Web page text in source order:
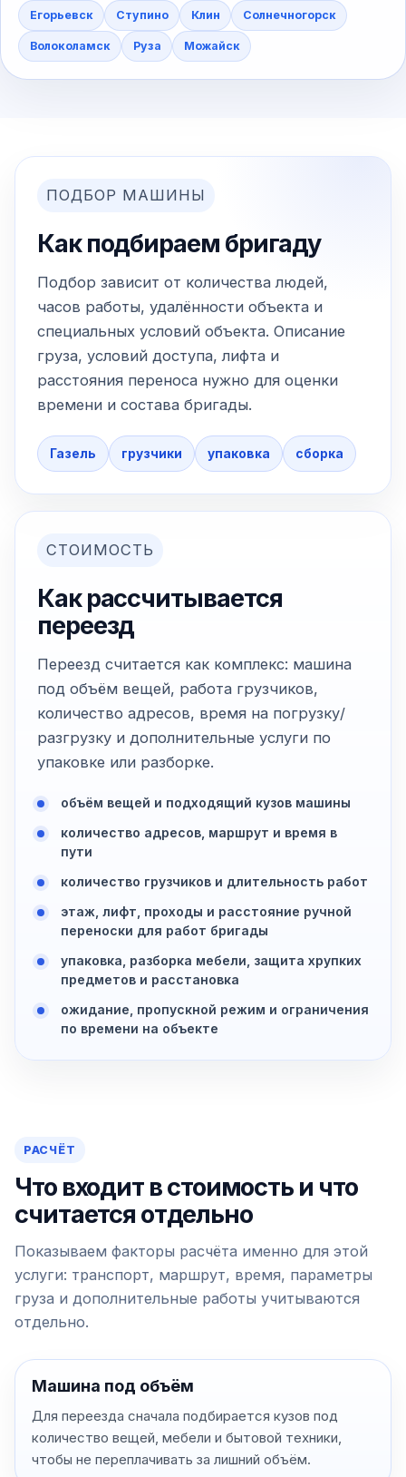
Егорьевск Ступино Клин Солнечногорск
Волоколамск Руза Можайск
ПОДБОР МАШИНЫ
Как подбираем бригаду
Подбор зависит от количества людей,
часов работы, удалённости объекта и
специальных условий объекта. Описание
груза, условий доступа, лифта и
расстояния переноса нужно для оценки
времени и состава бригады.
Газель грузчики упаковка сборка
СТОИМОСТЬ
Как рассчитывается
переезд
Переезд считается как комплекс: машина
под объём вещей, работа грузчиков,
количество адресов, время на погрузку/
разгрузку и дополнительные услуги по
упаковке или разборке.
объём вещей и подходящий кузов машины
количество адресов, маршрут и время в
пути
количество грузчиков и длительность работ
этаж, лифт, проходы и расстояние ручной
переноски для работ бригады
упаковка, разборка мебели, защита хрупких
предметов и расстановка
ожидание, пропускной режим и ограничения
по времени на объекте
РАСЧЁТ
Что входит в стоимость и что
считается отдельно
Показываем факторы расчёта именно для этой
услуги: транспорт, маршрут, время, параметры
груза и дополнительные работы учитываются
отдельно.
Машина под объём
Для переезда сначала подбирается кузов под
количество вещей, мебели и бытовой техники,
чтобы не переплачивать за лишний объём.